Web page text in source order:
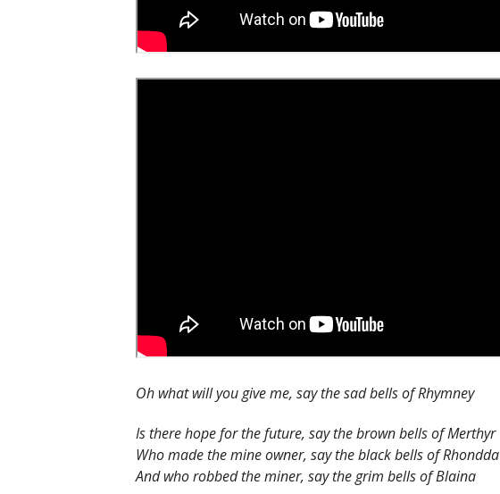
Oh what will you give me, say the sad bells of Rhymney
Is there hope for the future, say the brown bells of Merthyr
Who made the mine owner, say the black bells of Rhondda
And who robbed the miner, say the grim bells of Blaina